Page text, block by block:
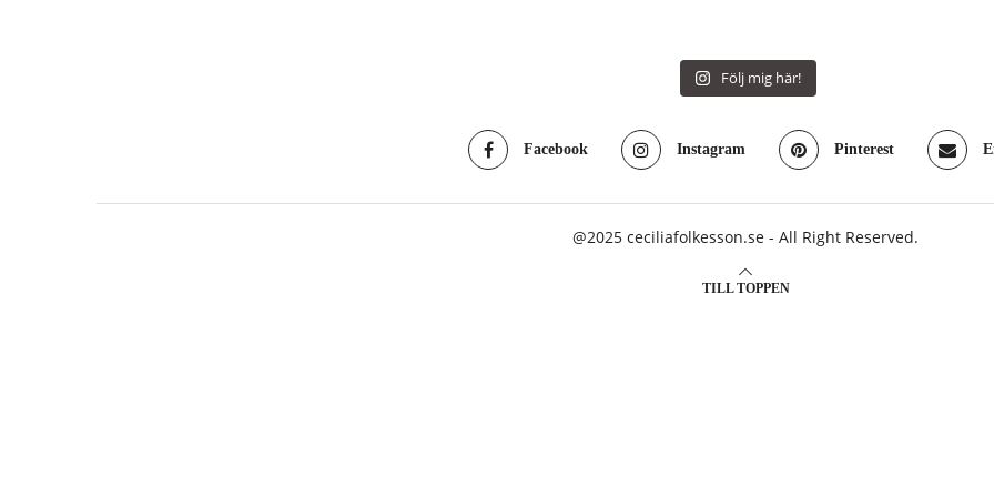
Följ mig här!
Facebook Instagram Pinterest
@2025 ceciliafolkesson.se - All Right Reserved.
TILL TOPPEN